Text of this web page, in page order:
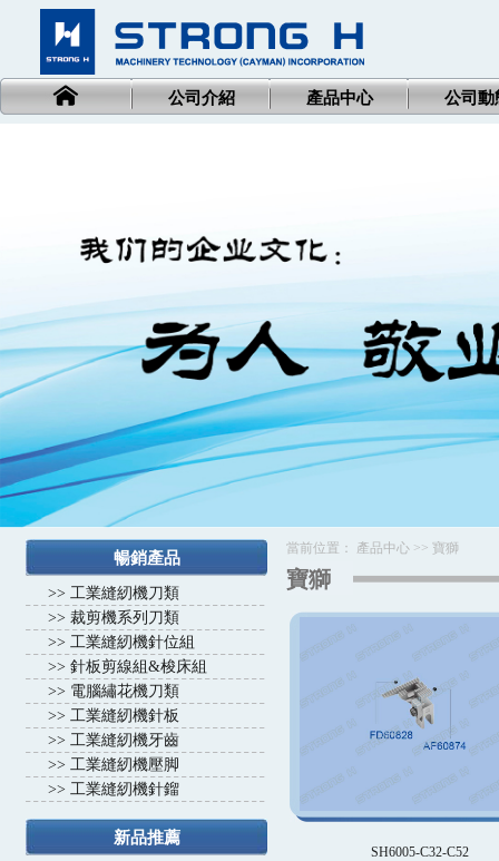
公司介紹 產品中心 公司動
暢銷產品
>> 工業縫紉機刀類
>> 裁剪機系列刀類
>> 工業縫紉機針位組
>> 針板剪線組&梭床組
>> 電腦繡花機刀類
>> 工業縫紉機針板
>> 工業縫紉機牙齒
>> 工業縫紉機壓脚
>> 工業縫紉機針鎦
新品推薦
當前位置： 產品中心 >> 寶獅
寶獅
SH6005-C32-C52